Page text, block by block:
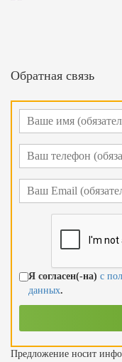
Обратная связь
Я согласен(-на) с
данных.
Предложение носит